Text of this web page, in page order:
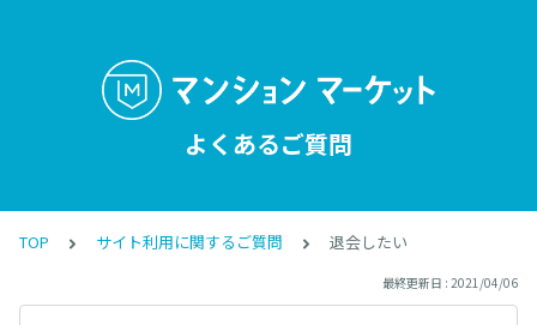
よくあるご質問
TOP サイト利用に関するご質問 退会したい
最終更新日 : 2021/04/06